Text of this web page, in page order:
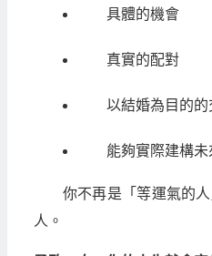
具體的機會
真實的配對
以結婚為目的的
能夠實際建構未
你不再是「等運氣的
人。